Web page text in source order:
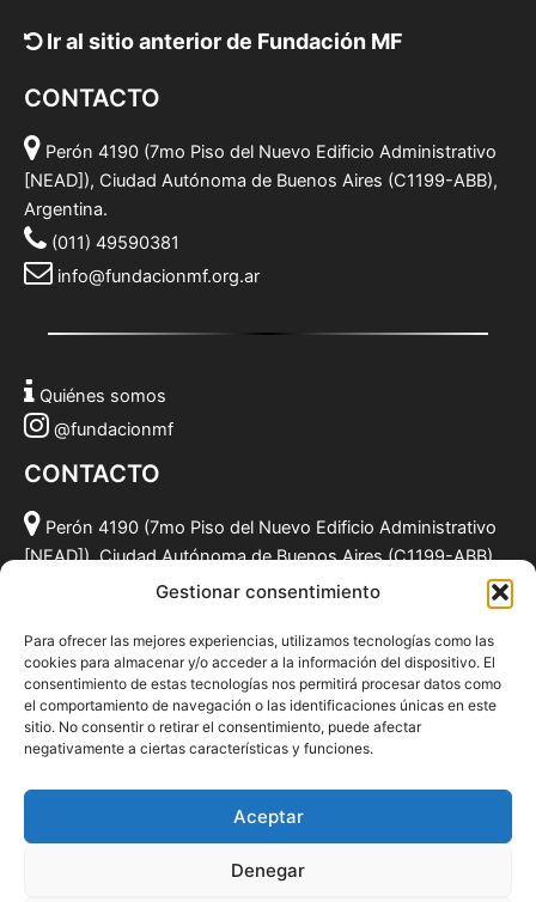
Gestionar consentimiento
Para ofrecer las mejores experiencias, utilizamos tecnologías como las
cookies para almacenar y/o acceder a la información del dispositivo. El
consentimiento de estas tecnologías nos permitirá procesar datos como
el comportamiento de navegación o las identificaciones únicas en este
sitio. No consentir o retirar el consentimiento, puede afectar
negativamente a ciertas características y funciones.
Aceptar
Denegar
Ir al sitio anterior de Fundación MF
CONTACTO
Perón 4190 (7mo Piso del Nuevo Edificio Administrativo
[NEAD]), Ciudad Autónoma de Buenos Aires (C1199-ABB),
Argentina.
(011) 49590381
info@fundacionmf.org.ar
Quiénes somos
@fundacionmf
CONTACTO
Perón 4190 (7mo Piso del Nuevo Edificio Administrativo
[NEAD]), Ciudad Autónoma de Buenos Aires (C1199-ABB),
info@fundacionmf.org.ar
Politica de privacidad